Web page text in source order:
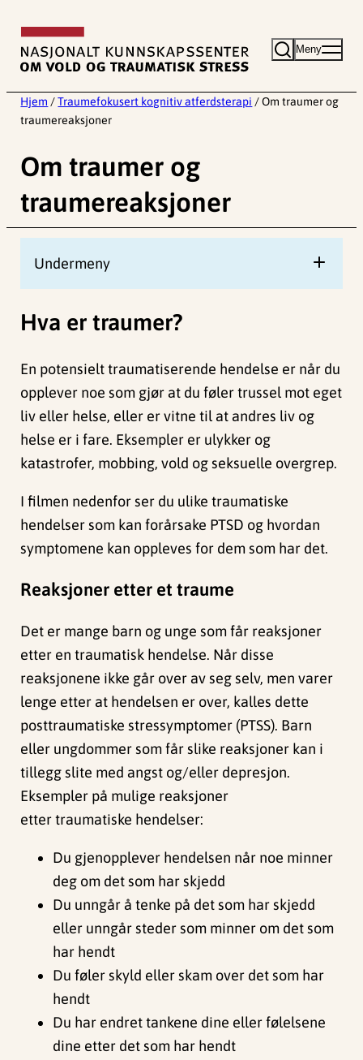
innhold
Meny
Hjem / Traumefokusert kognitiv atferdsterapi / Om traumer og
traumereaksjoner
Om traumer og
traumereaksjoner
Undermeny
Hva er traumer?
En potensielt traumatiserende hendelse er når du
opplever noe som gjør at du føler trussel mot eget
liv eller helse, eller er vitne til at andres liv og
helse er i fare. Eksempler er ulykker og
katastrofer, mobbing, vold og seksuelle overgrep.
I filmen nedenfor ser du ulike traumatiske
hendelser som kan forårsake PTSD og hvordan
symptomene kan oppleves for dem som har det.
Reaksjoner etter et traume
Det er mange barn og unge som får reaksjoner
etter en traumatisk hendelse. Når disse
reaksjonene ikke går over av seg selv, men varer
lenge etter at hendelsen er over, kalles dette
posttraumatiske stressymptomer (PTSS). Barn
eller ungdommer som får slike reaksjoner kan i
tillegg slite med angst og/eller depresjon.
Eksempler på mulige reaksjoner
etter traumatiske hendelser:
Du gjenopplever hendelsen når noe minner
deg om det som har skjedd
Du unngår å tenke på det som har skjedd
eller unngår steder som minner om det som
har hendt
Du føler skyld eller skam over det som har
hendt
Du har endret tankene dine eller følelsene
dine etter det som har hendt